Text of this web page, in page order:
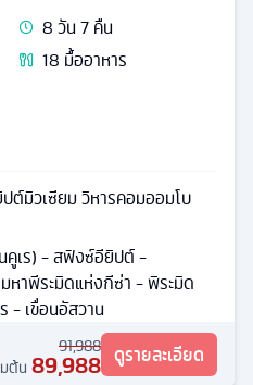
8วัน7คืน
18 มื้ออาหาร
ต์มิวเซียม วิหารคอมออมโบ
คูเร) - สฟิงซ์อียิปต์ -
าพีระมิดแห่งกีซ่า - พิระมิด
- เขื่อนอัสวาน
91,988
ต้น 89,988 ดูรายละเอียด